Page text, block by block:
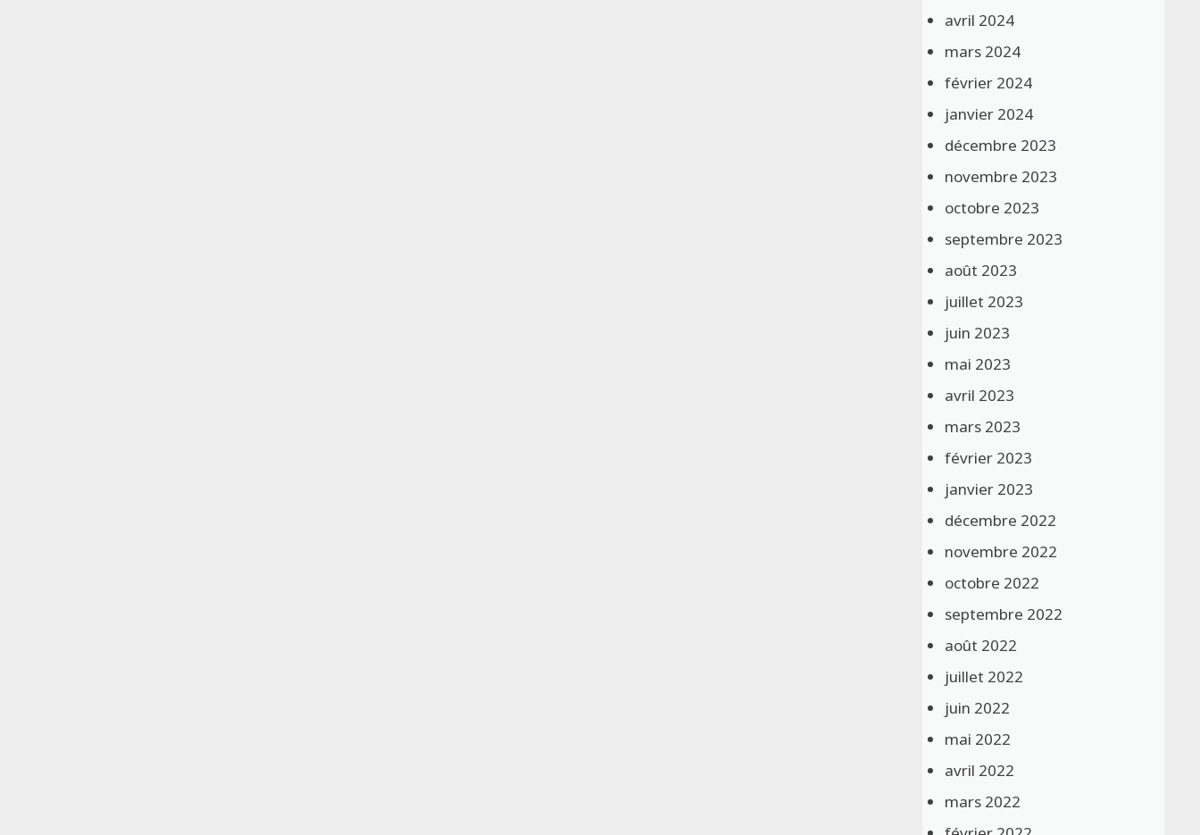
avril 2024
mars 2024
février 2024
janvier 2024
décembre 2023
novembre 2023
octobre 2023
septembre 2023
août 2023
juillet 2023
juin 2023
mai 2023
avril 2023
mars 2023
février 2023
janvier 2023
décembre 2022
novembre 2022
octobre 2022
septembre 2022
août 2022
juillet 2022
juin 2022
mai 2022
avril 2022
mars 2022